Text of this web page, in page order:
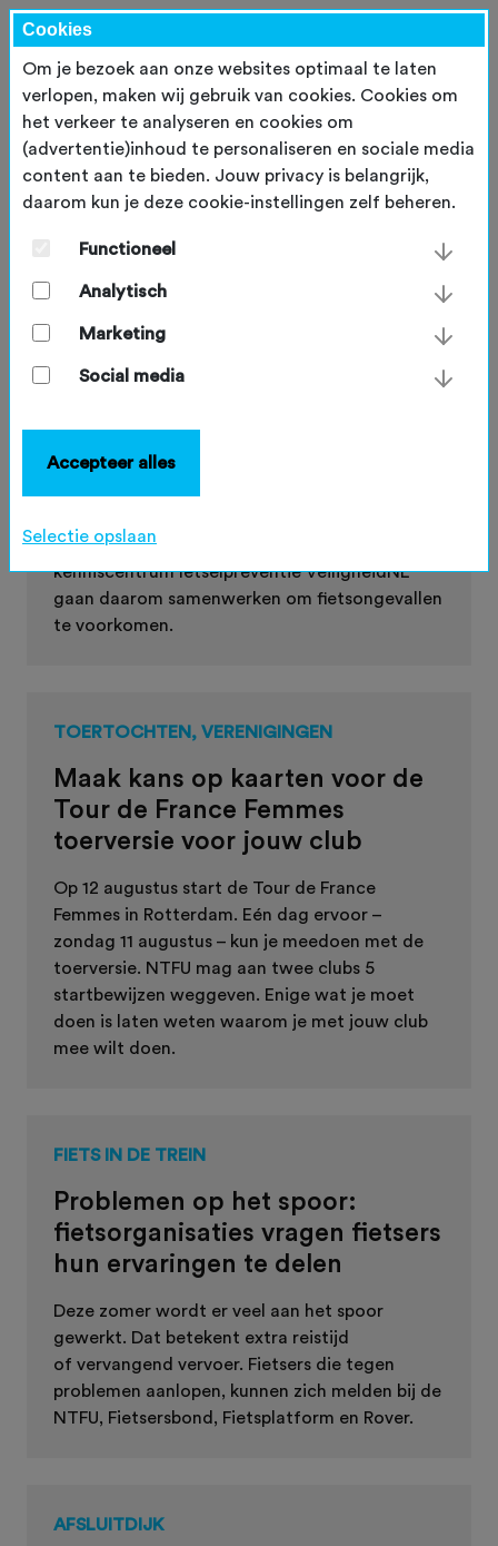
Nieuwsberichten
bundelen krachten om
Wielrennen, mountainbiken of gravelbiken is
vaak ernstig. De NTFU, KNWU en het
kenniscentrum letselpreventie VeiligheidNL
gaan daarom samenwerken om fietsongevallen
te voorkomen.
TOERTOCHTEN, VERENIGINGEN
Maak kans op kaarten voor de
Tour de France Femmes
toerversie voor jouw club
Op 12 augustus start de Tour de France
Femmes in Rotterdam. Eén dag ervoor –
zondag 11 augustus – kun je meedoen met de
toerversie. NTFU mag aan twee clubs 5
startbewijzen weggeven. Enige wat je moet
doen is laten weten waarom je met jouw club
mee wilt doen.
FIETS IN DE TREIN
Problemen op het spoor:
fietsorganisaties vragen fietsers
hun ervaringen te delen
Deze zomer wordt er veel aan het spoor
gewerkt. Dat betekent extra reistijd
of vervangend vervoer. Fietsers die tegen
problemen aanlopen, kunnen zich melden bij de
NTFU, Fietsersbond, Fietsplatform en Rover.
AFSLUITDIJK
Cookies
Om je bezoek aan onze websites optimaal te laten
verlopen, maken wij gebruik van cookies. Cookies om
het verkeer te analyseren en cookies om
(advertentie)inhoud te personaliseren en sociale media
content aan te bieden. Jouw privacy is belangrijk,
daarom kun je deze cookie-instellingen zelf beheren.
Functioneel
Analytisch
Marketing
Social media
Accepteer alles
Selectie opslaan